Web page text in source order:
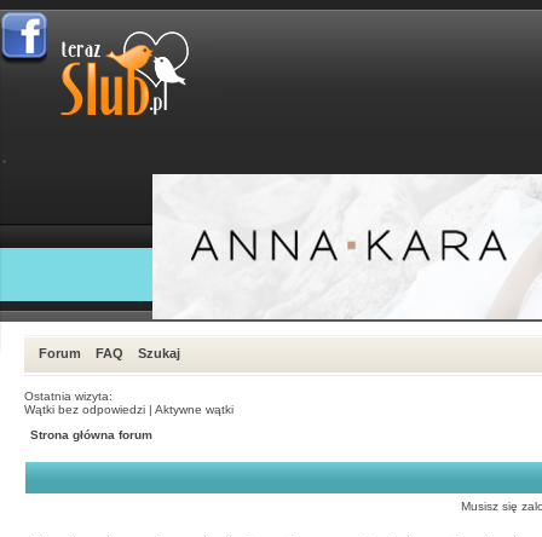
Forum FAQ Szukaj
Ostatnia wizyta:
Wątki bez odpowiedzi | Aktywne wątki
Strona główna forum
Musisz się